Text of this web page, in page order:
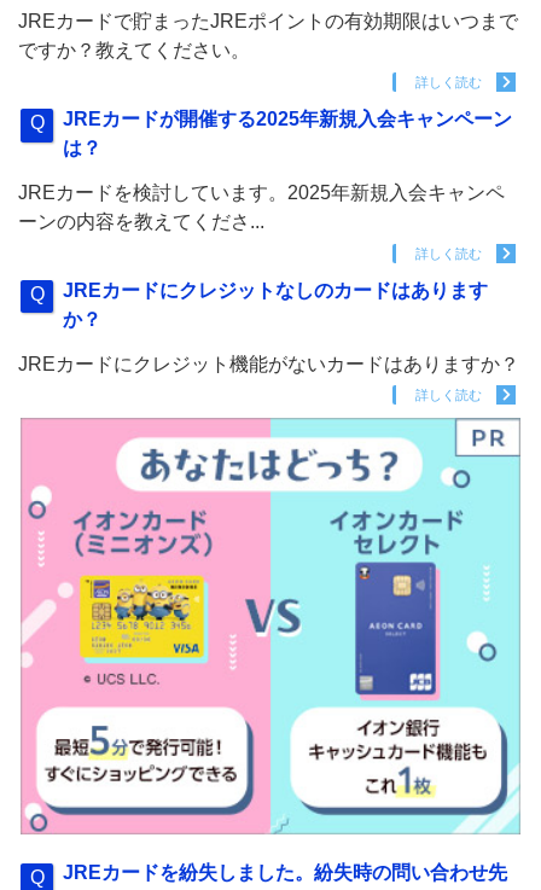
JREカードで貯まったJREポイントの有効期限はいつまで
ですか？教えてください。
詳しく読む
JREカードが開催する2025年新規入会キャンペーン
は？
JREカードを検討しています。2025年新規入会キャンペ
ーンの内容を教えてくださ...
詳しく読む
JREカードにクレジットなしのカードはあります
か？
JREカードにクレジット機能がないカードはありますか？
詳しく読む
JREカードを紛失しました。紛失時の問い合わせ先